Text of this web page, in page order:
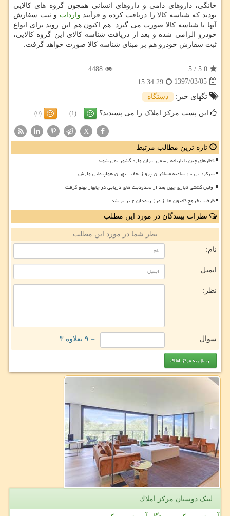
خانگی، داروهای دامی و داروهای انسانی همچون گروه های كالایی
بودند كه شناسه كالا را دریافت كرده و فرآیند واردات و ثبت سفارش
آنها با شناسه كالا صورت می گیرد. هم اكنون هم این روند برای انواع
خودرو الزامی شده و بعد از دریافت شناسه كالای این گروه كالایی،
ثبت سفارش خودرو هم بر مبنای شناسه كالا صورت خواهد گرفت.
5.0
/
5
4488
1397/03/05
15:34:29
تگهای خبر:
دستگاه
این پست مرکز املاک را می پسندید؟ (1)
(0)
X
تازه ترین مطالب مرتبط
قطارهای چین با بارنامه رسمی ایران وارد کشور نمی شوند
سرگردانی ۱۰ ساعته مسافران پرواز نجف - تهران هواپیمایی وارش
اولین کشتی تجاری چین بعد از محدودیت های دریایی در چابهار پهلو گرفت
ظرفیت خروج کامیون ها از مرز ریمدان ۲ برابر شد
نظرات بینندگان در مورد این مطلب
نظر شما در مورد این مطلب
نام:
ایمیل:
نظر:
سوال: = ۹ بعلاوه ۳
لینک دوستان مركز املاك